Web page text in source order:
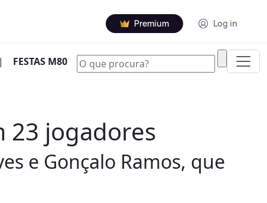
Premium Log in
| FESTAS M80
23 jogadores
e Gonçalo Ramos, que